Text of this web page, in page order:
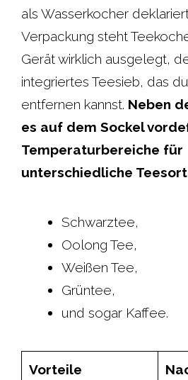
als Wasserkocher
Verpackung steht
Gerät wirklich ausgelegt,
integriertes Teesieb, das
entfernen kannst. Neben
es auf dem Sockel
Temperaturbereiche für
unterschiedliche
Schwarztee,
Oolong Tee,
Weißen Tee,
Grüntee,
und sogar Kaffee.
Vorteile